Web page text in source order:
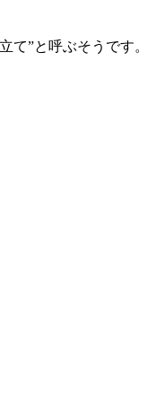
て”と呼ぶそうです。